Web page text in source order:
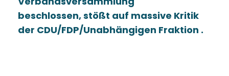
beschlossen, stößt auf massive Kritik
der CDU/FDP/Unabhängigen Fraktion .